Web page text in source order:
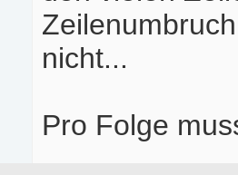
nicht...
Pro Folge